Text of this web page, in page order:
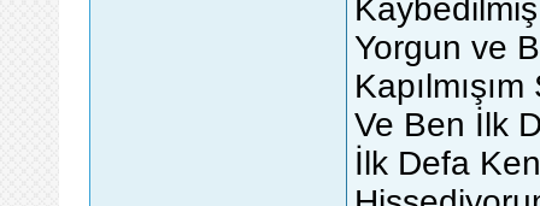
Yorgun ve
Ve Ben İlk
İlk Defa